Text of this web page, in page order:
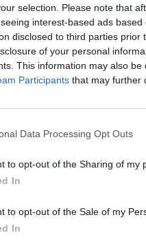
selection. Please note that
interest-based ads
disclosed to third parties
of your personal
This information may also
Participants that may further
Data Processing Opt Outs
to opt-out of the Sharing of my
In
to opt-out of the Sale of my
In
Elfelejtette a